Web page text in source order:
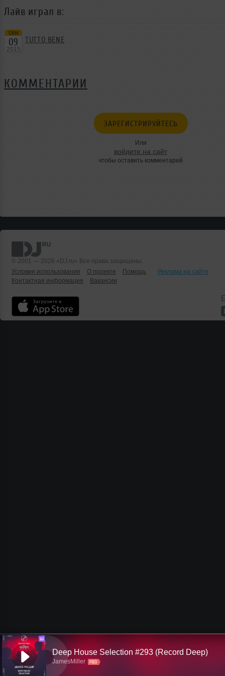
Лайв играл в:
сен
09
2015
TUTTO BENE
КОММЕНТАРИИ
ЗАРЕГИСТРИРУЙТЕСЬ
Или
войдите на сайт
чтобы оставить комментарий
© 2001 — 2026 «DJ.ru» Все права защищены.
Условия использования
О проекте Помощь
Реклама на сайте
Контактная информация
Вакансии
Ш
Deep House Selection #293 (Record Deep)
JamesMiller